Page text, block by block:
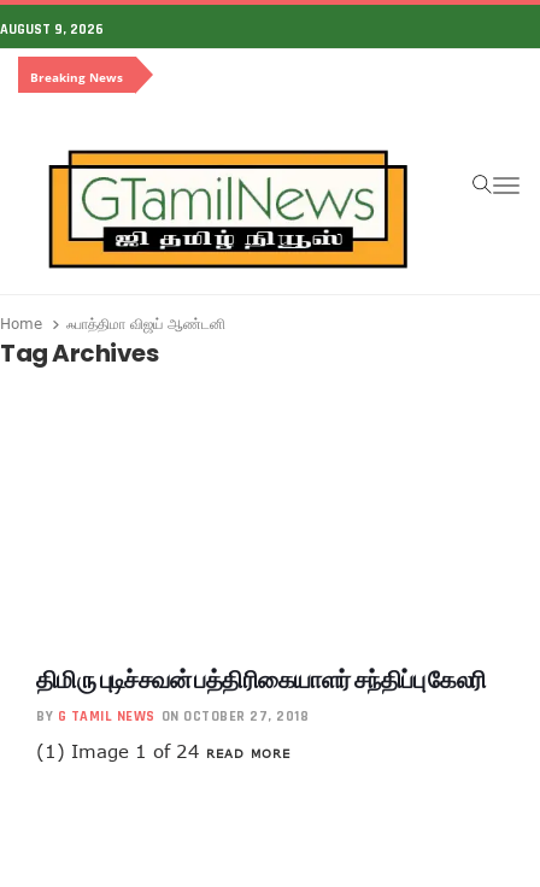
AUGUST 9, 2026
Breaking News
Home ஃபாத்திமா விஜய் ஆண்டனி
Tag Archives
திமிரு புடிச்சவன் பத்திரிகையாளர் சந்திப்பு கேலரி
BY G TAMIL NEWS ON OCTOBER 27, 2018
(1) Image 1 of 24 READ MORE